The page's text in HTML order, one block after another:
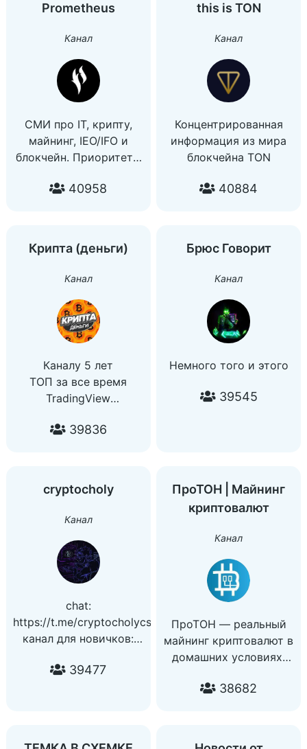
Чат
Криптосообщества:
YouTube:
https://youtube.com/channel/
https://t.me/SCryptOTC
не только:
@SCrypt_Shop_bot
Все ссылки:
https://t.me/dekiganglink
Prometheus
Канал
СМИ про IT, крипту,
майнинг, IEO/IFO и
блокчейн. Приоритеты
децентрализация,
prometheus.ru
VK —
https://vk.com/prometheus
https://goo.gl/ra8DYv
Реклама —
adsokolovsky@gmail.com
40958
this is TON
Канал
Концентрированная
информация из мира
блокчейна TON
40884
Крипта (деньги)
Канал
Каналу 5 лет
ТОП за все время
TradingView
https://t.me/+9Qzmtrd2UWZmYTA6
Отзывы: @ZakrytyyKlub
Сотрудничество:
@Findarato_crypt
У кого бан:
@Kriptamoneybot
39836
Брюс Говорит
Канал
Немного того и этого
39545
cryptocholy
Канал
chat:
https://t.me/cryptocholycs
канал для новичков:
credits: owner -
39477
ПроТОН | Майнинг
криптовалют
Канал
ПроТОН — реальный
майнинг криптовалют в
домашних условиях,
доходности и пр.
38682